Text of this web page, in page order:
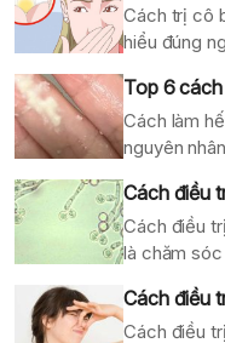
Cách trị cô
hiểu đúng
Top 6
Cách làm
nguyên
Cách điều
Cách điều
là chăm
Cách điều
Cách điều